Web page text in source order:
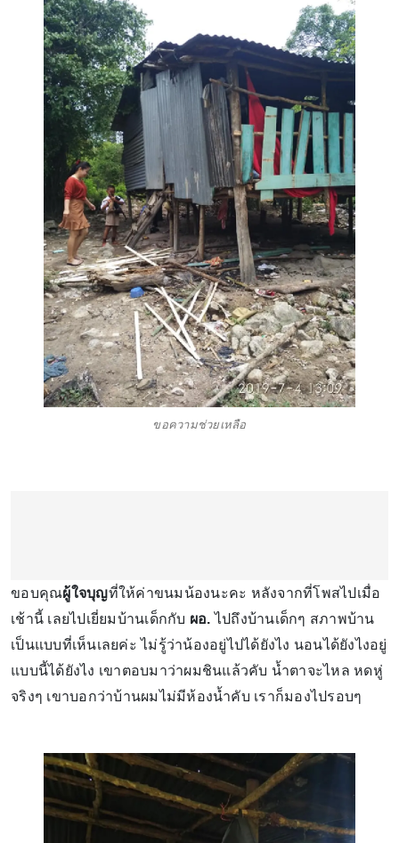
ขอความช่วยเหลือ
ขอบคุณผู้ใจบุญที่ให้ค่าขนมน้องนะคะ หลังจากที่โพสไปเมื่อ
เช้านี้ เลยไปเยี่ยมบ้านเด็กกับ ผอ. ไปถึงบ้านเด็กๆ สภาพบ้าน
เป็นแบบที่เห็นเลยค่ะ ไม่รู้ว่าน้องอยู่ไปได้ยังไง นอนได้ยังไงอยู่
แบบนี้ได้ยังไง เขาตอบมาว่าผมชินแล้วคับ น้ำตาจะไหล หดหู่
จริงๆ เขาบอกว่าบ้านผมไม่มีห้องน้ำคับ เราก็มองไปรอบๆ